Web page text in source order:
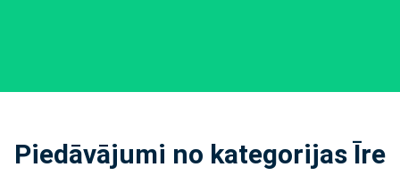
Piedāvājumi no kategorijas Īre